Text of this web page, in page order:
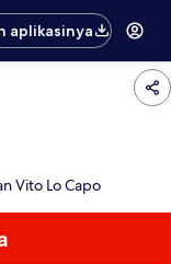
aplikasinya
Vito Lo Capo